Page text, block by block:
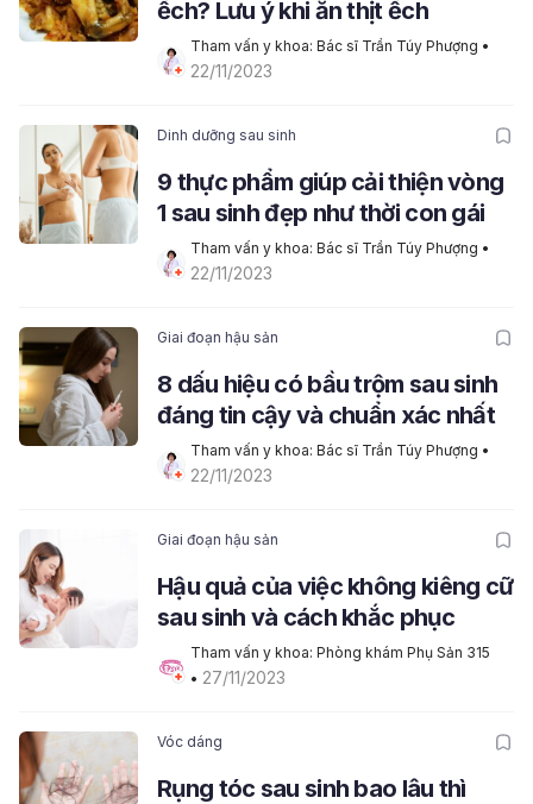
ếch? Lưu ý khi ăn thịt ếch
Tham vấn y khoa: Bác sĩ Trần Túy Phượng
22/11/2023
Dinh dưỡng sau sinh
9 thực phẩm giúp cải thiện vòng
1 sau sinh đẹp như thời con gái
Tham vấn y khoa: Bác sĩ Trần Túy Phượng
22/11/2023
Giai đoạn hậu sản
8 dấu hiệu có bầu trộm sau sinh
đáng tin cậy và chuẩn xác nhất
Tham vấn y khoa: Bác sĩ Trần Túy Phượng
22/11/2023
Giai đoạn hậu sản
Hậu quả của việc không kiêng cữ
sau sinh và cách khắc phục
Tham vấn y khoa: Phòng khám Phụ Sản 315
• 27/11/2023
Vóc dáng
Rụng tóc sau sinh bao lâu thì